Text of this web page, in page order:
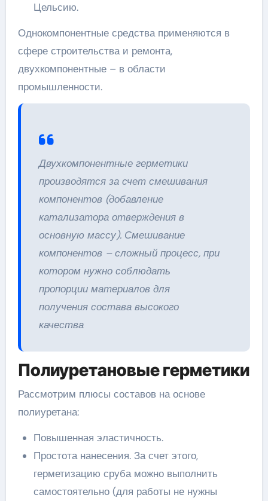
Цельсию.
Однокомпонентные средства применяются в
сфере строительства и ремонта,
двухкомпонентные – в области
промышленности.
Двухкомпонентные герметики
производятся за счет смешивания
компонентов (добавление
катализатора отверждения в
основную массу). Смешивание
компонентов – сложный процесс, при
котором нужно соблюдать
пропорции материалов для
получения состава высокого
качества
Полиуретановые герметики
Рассмотрим плюсы составов на основе
полиуретана:
Повышенная эластичность.
Простота нанесения. За счет этого,
герметизацию сруба можно выполнить
самостоятельно (для работы не нужны